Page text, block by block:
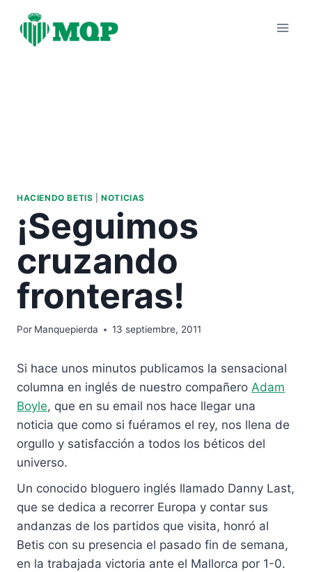
contenido
HACIENDO BETIS |NOTICIAS
¡Seguimos
cruzando
fronteras!
Por Manquepierda 13 septiembre, 2011
Si hace unos minutos publicamos la sensacional
columna en inglés de nuestro compañero Adam
Boyle, que en su email nos hace llegar una
noticia que como si fuéramos el rey, nos llena de
orgullo y satisfacción a todos los béticos del
universo.
Un conocido bloguero inglés llamado Danny Last,
que se dedica a recorrer Europa y contar sus
andanzas de los partidos que visita, honró al
Betis con su presencia el pasado fin de semana,
en la trabajada victoria ante el Mallorca por 1-0.